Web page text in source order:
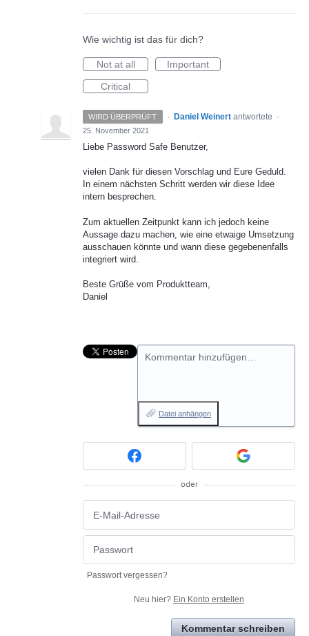
Wie wichtig ist das für dich?
Not at all
Important
Critical
WIRD ÜBERPRÜFT · Daniel Weinert antwortete
·
25. November 2021
Liebe Password Safe Benutzer,
vielen Dank für diesen Vorschlag und Eure Geduld.
In einem nächsten Schritt werden wir diese Idee
intern besprechen.
Zum aktuellen Zeitpunkt kann ich jedoch keine
Aussage dazu machen, wie eine etwaige Umsetzung
ausschauen könnte und wann diese gegebenenfalls
integriert wird.
Beste Grüße vom Produktteam,
Daniel
Kommentar hinzufügen…
Datei anhängen
oder
Passwort vergessen?
Neu hier? Ein Konto erstellen
Kommentar schreiben